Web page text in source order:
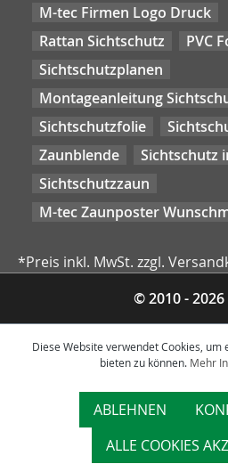
M-tec Firmen Logo Druck
Rattan Sichtschutz
PVC
Sichtschutzplanen
Montageanleitung
Sichtschutzfolie
Zaunblende
Sichtschutz
Sichtschutzzaun
M-tec Zaunposter
*Preis inkl. MwSt. zzgl.
© 2010 -
Diese Website verwendet Cookies,
bieten zu können. Mehr
ABLEHNEN
ALLE COOKIES